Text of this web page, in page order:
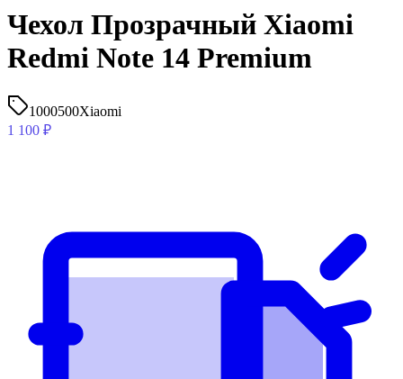
Чехол Прозрачный Xiaomi
Redmi Note 14 Premium
1000500Xiaomi
1 100 ₽